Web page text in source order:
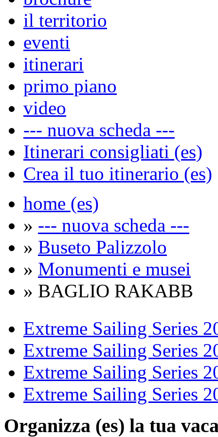
il territorio
eventi
itinerari
primo piano
video
--- nuova scheda ---
Itinerari consigliati (es)
Crea il tuo itinerario (es)
home (es)
» --- nuova scheda ---
» Buseto Palizzolo
» Monumenti e musei
» BAGLIO RAKABB
Extreme Sailing Series
Extreme Sailing Series
Extreme Sailing Series
Extreme Sailing Series
Organizza (es) la tua